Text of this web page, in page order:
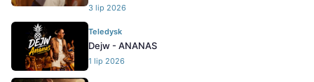
3 lip 2026
Teledysk
Dejw - ANANAS
1 lip 2026